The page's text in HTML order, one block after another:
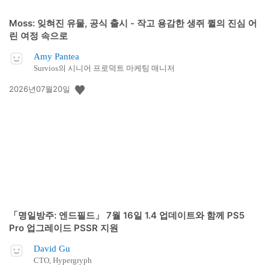
Moss: 잊혀진 유물, 공식 출시 - 작고 용감한 생쥐 퀼의 진심 어
린 여정 속으로
Amy Pantea
Survios의 시니어 프로덕트 마케팅 매니저
공
2026년07월20일
「명일방주: 엔드필드」 7월 16일 1.4 업데이트와 함께 PS5
Pro 업그레이드 PSSR 지원
David Gu
CTO, Hypergryph